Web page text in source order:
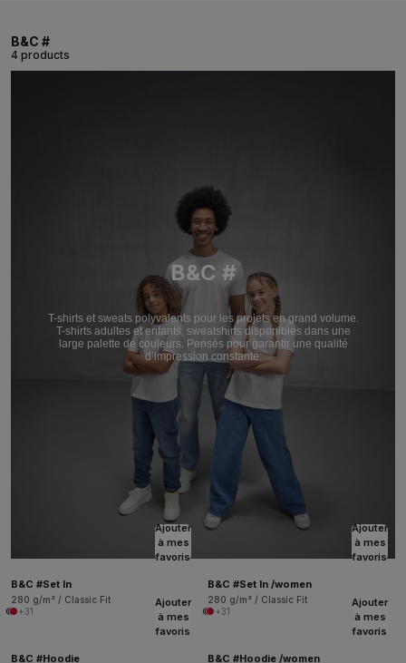
B&C #
4 products
B&C #
T-shirts et sweats polyvalents pour les projets en grand volume.
T-shirts adultes et enfants, sweatshirts disponibles dans une
large palette de couleurs. Pensés pour garantir une qualité
d’impression constante.
Ajouter
à mes
favoris
B&C #Set In
280 g/m² / Classic Fit
+31
Ajouter
à mes
favoris
B&C #Set In /women
280 g/m² / Classic Fit
+31
Ajouter
à mes
favoris
B&C #Hoodie
Ajouter
à mes
favoris
B&C #Hoodie /women